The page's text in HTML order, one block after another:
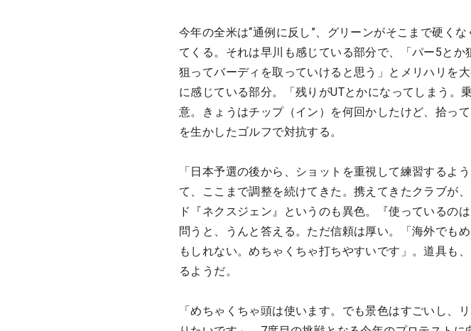
今年の全米は“通例に反し”、グリーンがそこまで硬く
てくる。それは早川も感じている部分で、「パー5と
狙ってバーディを取っていけると思う」とメリハリを
に感じている部分。「残りがUTとかになってしまう。
意。きょうはチップ（イン）を何回かしたけど、拾っ
を生かしたゴルフで対抗する。
「日本予選の後から、ショットを重視して練習するよ
て、ここまで調整を続けてきた。携えてきたクラブが
ド『ネクスジェン』というのも異色。『使っているの
問うと、うんと答える。ただ信頼は厚い。「海外でも
もしれない。めちゃくちゃ打ちやすいです」。道具も
るようだ。
「めちゃくちゃ頭は使います。でも景色はすごいし、